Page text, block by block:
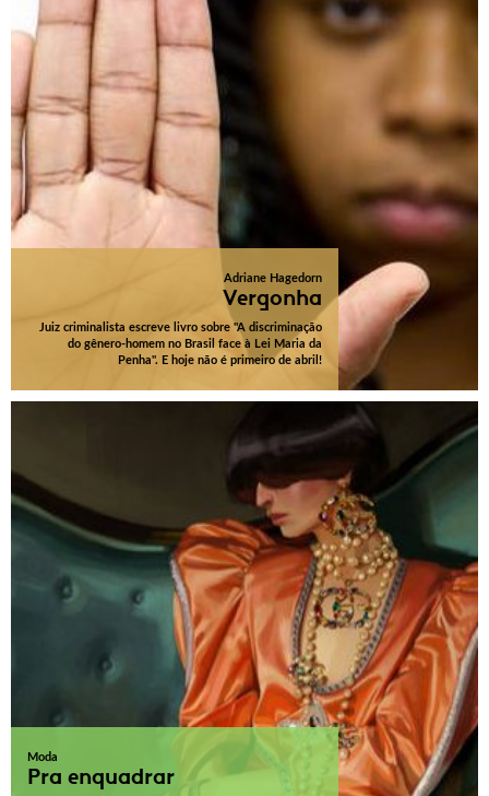
Adriane Hagedorn
Vergonha
Juiz criminalista escreve livro sobre "A discriminação
do gênero-homem no Brasil face à Lei Maria da
Penha". E hoje não é primeiro de abril!
Moda
Pra enquadrar